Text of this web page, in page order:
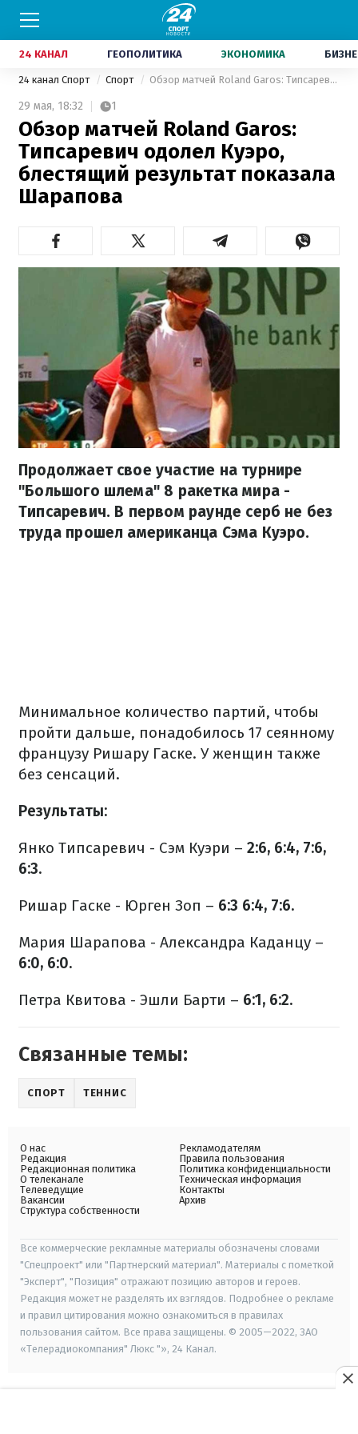
24 КАНАЛ ГЕОПОЛИТИКА ЭКОНОМИКА
24 канал Спорт Спорт Обзор матчей Roland Garos: Типсаревич одолел Куэро, блестящий результат показала Шарапова
29 мая, 18:32 1
Обзор матчей Roland Garos:
Типсаревич одолел Куэро,
блестящий результат показала
Шарапова
Продолжает свое участие на турнире
"Большого шлема" 8 ракетка мира -
Типсаревич. В первом раунде серб не без
труда прошел американца Сэма Куэро.
Минимальное количество партий, чтобы
пройти дальше, понадобилось 17 сеянному
французу Ришару Гаске. У женщин также
без сенсаций.
Результаты:
Янко Типсаревич - Сэм Куэри – 2:6, 6:4, 7:6,
6:3.
Ришар Гаске - Юрген Зоп – 6:3 6:4, 7:6.
Мария Шарапова - Александра Каданцу –
6:0, 6:0.
Петра Квитова - Эшли Барти – 6:1, 6:2.
Связанные темы:
СПОРТ ТЕННИС
О нас
Редакция
Редакционная политика
О телеканале
Телеведущие
Вакансии
Структура собственности
Рекламодателям
Правила пользования
Политика конфиденциальности
Техническая информация
Контакты
Архив
Все коммерческие рекламные материалы обозначены словами
"Спецпроект" или "Партнерский материал". Материалы с пометкой
"Эксперт", "Позиция" отражают позицию авторов и героев.
Редакция может не разделять их взглядов. Подробнее о рекламе
и правил цитирования можно ознакомиться в правилах
пользования сайтом. Все права защищены. © 2005—2022, ЗАО
«Телерадиокомпания" Люкс "», 24 Канал.